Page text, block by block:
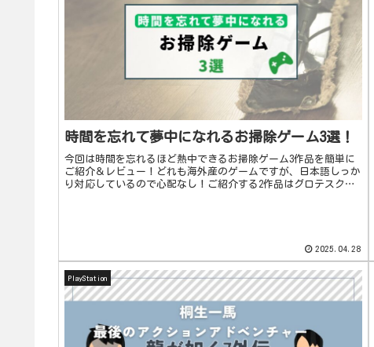
時間を忘れて夢中になれるお掃除ゲーム3選！
今回は時間を忘れるほど熱中できるお掃除ゲーム3作品を簡単に
ご紹介＆レビュー！どれも海外産のゲームですが、日本語しっか
り対応しているので心配なし！ご紹介する2作品はグロテスクな
2025.04.28
PlayStation